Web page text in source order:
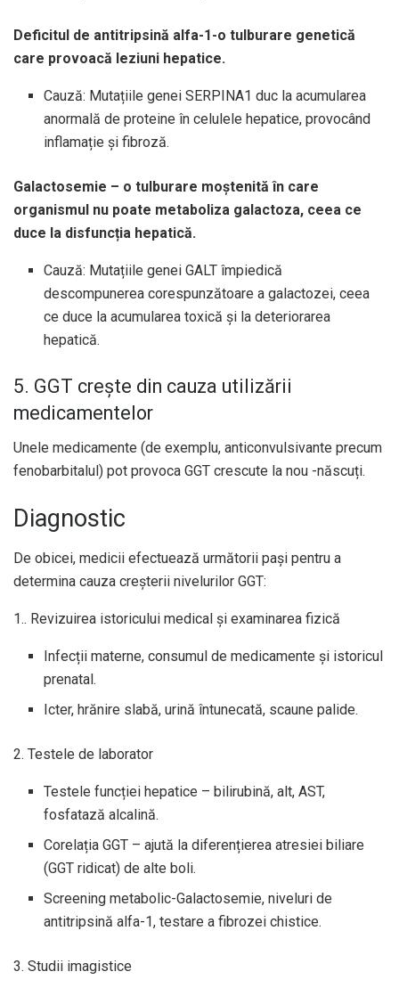
Deficitul de antitripsină alfa-1-o tulburare genetică
care provoacă leziuni hepatice.
Cauză: Mutațiile genei SERPINA1 duc la acumularea
anormală de proteine ​​în celulele hepatice, provocând
inflamație și fibroză.
Galactosemie – o tulburare moștenită în care
organismul nu poate metaboliza galactoza, ceea ce
duce la disfuncția hepatică.
Cauză: Mutațiile genei GALT împiedică
descompunerea corespunzătoare a galactozei, ceea
ce duce la acumularea toxică și la deteriorarea
hepatică.
5. GGT crește din cauza utilizării
medicamentelor
Unele medicamente (de exemplu, anticonvulsivante precum
fenobarbitalul) pot provoca GGT crescute la nou -născuți.
Diagnostic
De obicei, medicii efectuează următorii pași pentru a
determina cauza creșterii nivelurilor GGT:
1.. Revizuirea istoricului medical și examinarea fizică
Infecții materne, consumul de medicamente și istoricul
prenatal.
Icter, hrănire slabă, urină întunecată, scaune palide.
2. Testele de laborator
Testele funcției hepatice – bilirubină, alt, AST,
fosfatază alcalină.
Corelația GGT – ajută la diferențierea atresiei biliare
(GGT ridicat) de alte boli.
Screening metabolic-Galactosemie, niveluri de
antitripsină alfa-1, testare a fibrozei chistice.
3. Studii imagistice